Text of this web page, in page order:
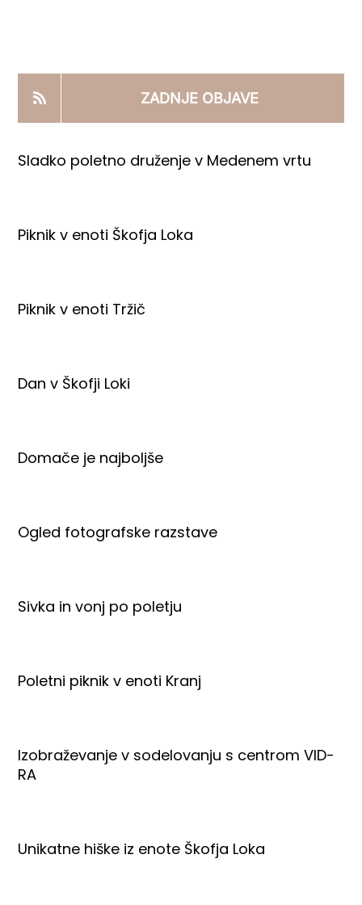
PRODAJNI IZDELKI
AKTUALNO
ZADNJE OBJAVE
Sladko poletno druženje v Medenem vrtu
Piknik v enoti Škofja Loka
Piknik v enoti Tržič
Dan v Škofji Loki
Domače je najboljše
Ogled fotografske razstave
Sivka in vonj po poletju
Poletni piknik v enoti Kranj
Izobraževanje v sodelovanju s centrom VID-
RA
Unikatne hiške iz enote Škofja Loka